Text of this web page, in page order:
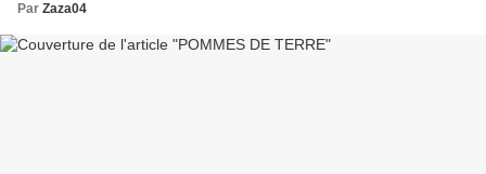
Par Zaza04